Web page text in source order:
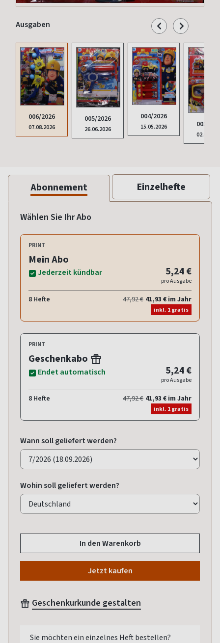
Ausgaben
006/2026
07.08.2026
005/2026
26.06.2026
004/2026
15.05.2026 003/
Abonnement Einzelhefte
Wählen Sie Ihr Abo
PRINT
Mein Abo
Jederzeit kündbar 5,24 €
pro Ausgabe
8 Hefte 47,92 € 41,93 € im Jahr
inkl. 1 gratis
PRINT
Geschenkabo
Endet automatisch 5,24 €
pro Ausgabe
8 Hefte 47,92 € 41,93 € im Jahr
inkl. 1 gratis
Wann soll geliefert werden?
Wohin soll geliefert werden?
In den Warenkorb
Jetzt kaufen
Geschenkurkunde gestalten
Sie möchten ein einzelnes Heft bestellen?